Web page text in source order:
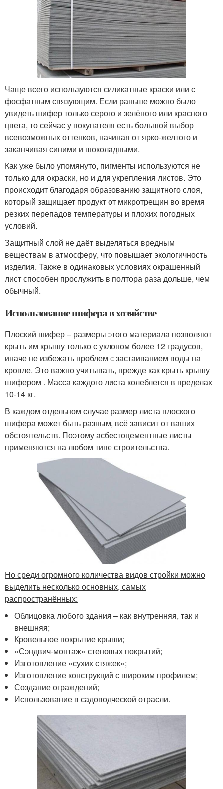
Чаще всего используются силикатные краски или с
фосфатным связующим. Если раньше можно было
увидеть шифер только серого и зелёного или красного
цвета, то сейчас у покупателя есть большой выбор
всевозможных оттенков, начиная от ярко-желтого и
заканчивая синими и шоколадными.
Как уже было упомянуто, пигменты используются не
только для окраски, но и для укрепления листов. Это
происходит благодаря образованию защитного слоя,
который защищает продукт от микротрещин во время
резких перепадов температуры и плохих погодных
условий.
Защитный слой не даёт выделяться вредным
веществам в атмосферу, что повышает экологичность
изделия. Также в одинаковых условиях окрашенный
лист способен прослужить в полтора раза дольше, чем
обычный.
Использование шифера в хозяйстве
Плоский шифер – размеры этого материала позволяют
крыть им крышу только с уклоном более 12 градусов,
иначе не избежать проблем с застаиванием воды на
кровле. Это важно учитывать, прежде как крыть крышу
шифером . Масса каждого листа колеблется в пределах
10-14 кг.
В каждом отдельном случае размер листа плоского
шифера может быть разным, всё зависит от ваших
обстоятельств. Поэтому асбестоцементные листы
применяются на любом типе строительства.
Но среди огромного количества видов стройки можно
выделить несколько основных, самых
распространённых:
Облицовка любого здания – как внутренняя, так и
внешняя;
Кровельное покрытие крыши;
«Сэндвич-монтаж» стеновых покрытий;
Изготовление «сухих стяжек»;
Изготовление конструкций с широким профилем;
Создание ограждений;
Использование в садоводческой отрасли.